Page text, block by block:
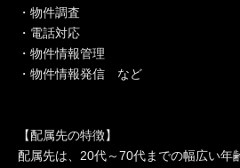
・物件調査
・電話対応
・物件情報管理
・物件情報発信 など
【配属先の特徴】
配属先は、20代～70代までの幅広い年